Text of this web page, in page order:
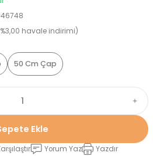
havale indirimi)
50 Cm Çap
Ekle
Yorum Yaz Yazdır